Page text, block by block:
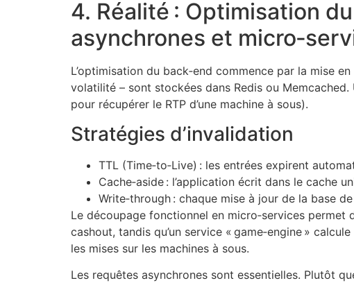
4. Réalité : Optimisation
asynchrones et
L’optimisation du back‑end commence par la mise
volatilité – sont stockées dans Redis ou
pour récupérer le RTP d’une machine à sous).
Stratégies d’invalidation
TTL (Time‑to‑Live) : les entrées expirent
Cache‑aside : l’application écrit dans le cache
Write‑through : chaque mise à jour de la base
Le découpage fonctionnel en micro‑services
cashout, tandis qu’un service « game‑engine »
les mises sur les machines à sous.
Les requêtes asynchrones sont essentielles. Plutôt